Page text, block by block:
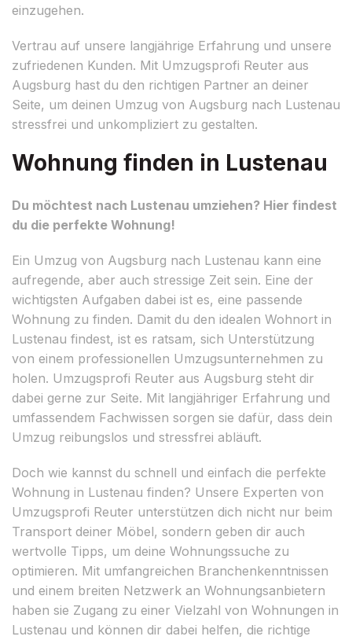
einzugehen.
Vertrau auf unsere langjährige Erfahrung und unsere
zufriedenen Kunden. Mit Umzugsprofi Reuter aus
Augsburg hast du den richtigen Partner an deiner
Seite, um deinen Umzug von Augsburg nach Lustenau
stressfrei und unkompliziert zu gestalten.
Wohnung finden in Lustenau
Du möchtest nach Lustenau umziehen? Hier findest
du die perfekte Wohnung!
Ein Umzug von Augsburg nach Lustenau kann eine
aufregende, aber auch stressige Zeit sein. Eine der
wichtigsten Aufgaben dabei ist es, eine passende
Wohnung zu finden. Damit du den idealen Wohnort in
Lustenau findest, ist es ratsam, sich Unterstützung
von einem professionellen Umzugsunternehmen zu
holen. Umzugsprofi Reuter aus Augsburg steht dir
dabei gerne zur Seite. Mit langjähriger Erfahrung und
umfassendem Fachwissen sorgen sie dafür, dass dein
Umzug reibungslos und stressfrei abläuft.
Doch wie kannst du schnell und einfach die perfekte
Wohnung in Lustenau finden? Unsere Experten von
Umzugsprofi Reuter unterstützen dich nicht nur beim
Transport deiner Möbel, sondern geben dir auch
wertvolle Tipps, um deine Wohnungssuche zu
optimieren. Mit umfangreichen Branchenkenntnissen
und einem breiten Netzwerk an Wohnungsanbietern
haben sie Zugang zu einer Vielzahl von Wohnungen in
Lustenau und können dir dabei helfen, die richtige